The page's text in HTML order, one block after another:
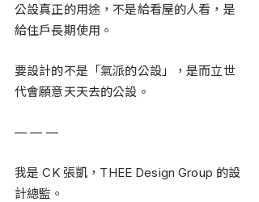
公設真正的用途，不是給看屋的人看，是
給住戶長期使用。
要設計的不是「氣派的公設」，是而立世
代會願意天天去的公設。
— — —
我是 CK 張凱，THEE Design Group 的設
計總監。